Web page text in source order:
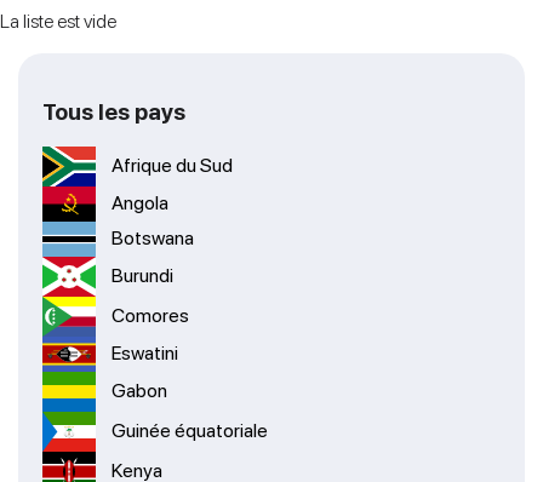
La liste est vide
Tous les pays
Afrique du Sud
Angola
Botswana
Burundi
Comores
Eswatini
Gabon
Guinée équatoriale
Kenya